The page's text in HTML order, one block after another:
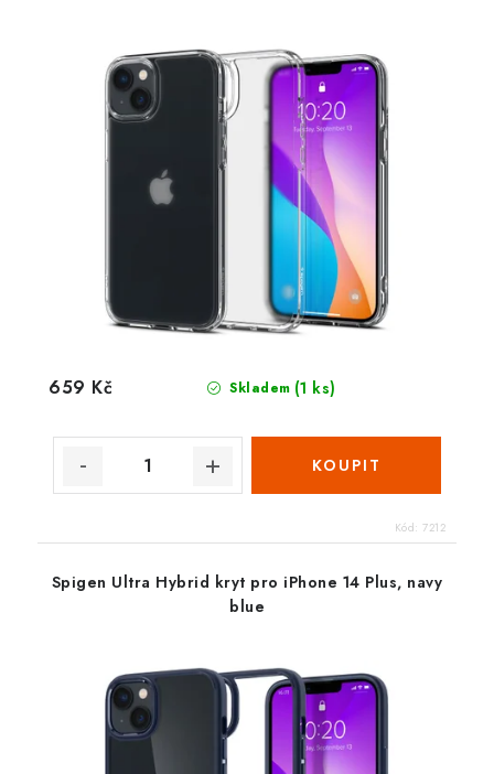
Skladem (1 ks)
659 Kč
Kód: 7212
Spigen Ultra Hybrid kryt pro iPhone 14 Plus, navy
blue